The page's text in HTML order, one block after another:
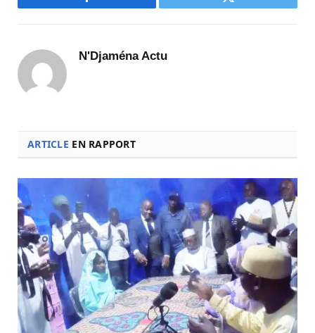
Facebook Twitter
N'Djaména Actu
ARTICLE EN RAPPORT